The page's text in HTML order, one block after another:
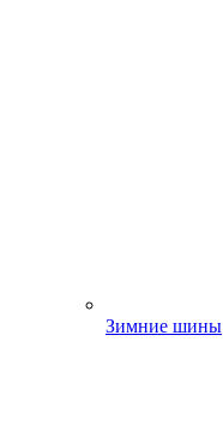
Зимние шины